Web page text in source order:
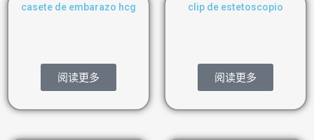
casete de embarazo hcg
阅读更多
clip de estetoscopio
阅读更多